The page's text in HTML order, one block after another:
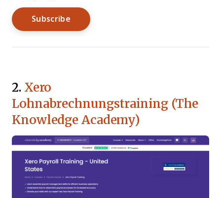
2. Xero
Lohnabrechnungstraining (The
Knowledge Academy)